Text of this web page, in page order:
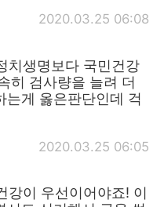
2020.03.25 06:08
치생명보다 국민건강
히 검사량을 늘려 더
는게 옳은판단인데 걱
2020.03.25 06:05
강이 우선이어야죠! 이